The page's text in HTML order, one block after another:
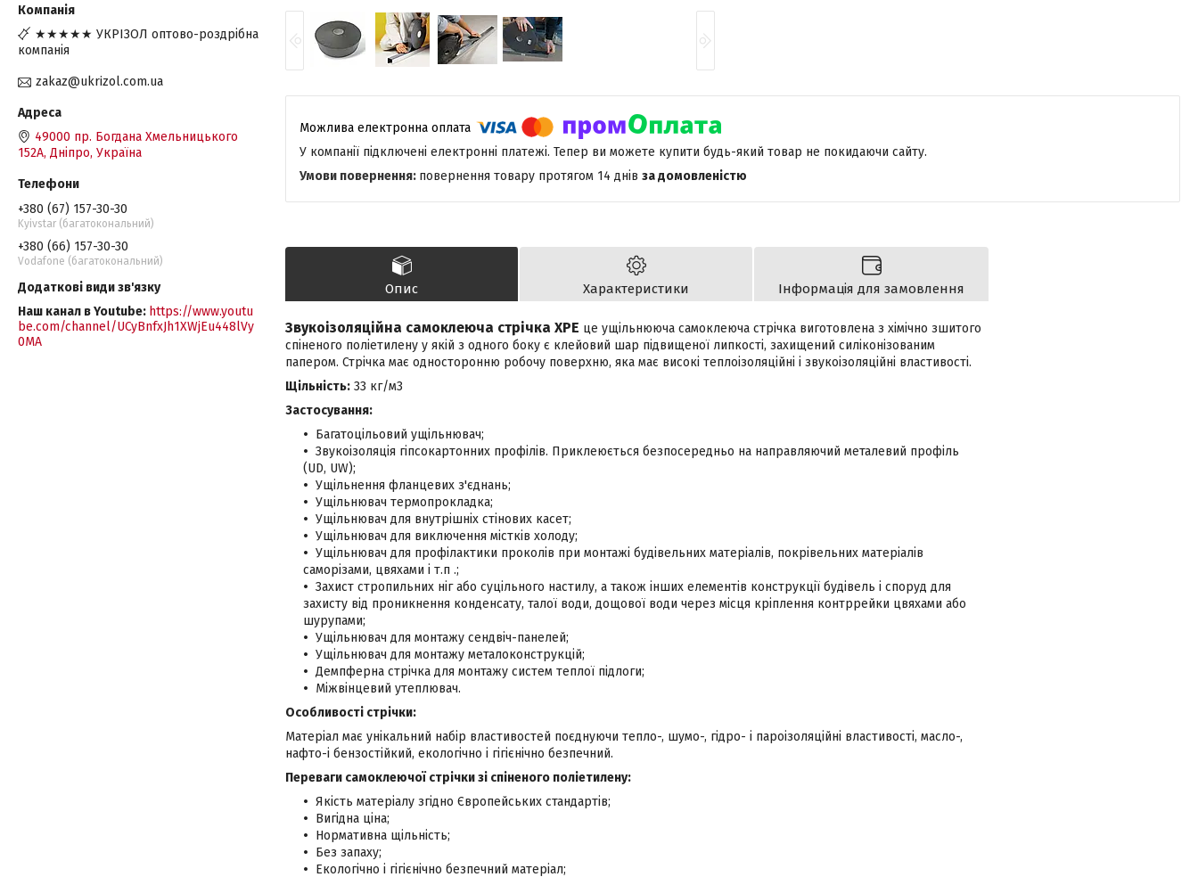
У компанії підключені електронні платежі. Тепер ви можете купити будь-який товар не покидаючи сайту.
повернення товару протягом 14 днів за домовленістю
Опис Характеристики Інформація для замовлення
Звукоізоляційна самоклеюча стрічка XPE це ущільнююча самоклеюча стрічка виготовлена з хімічно зшитого
спіненого поліетилену у якій з одного боку є клейовий шар підвищеної липкості, захищений силіконізованим
папером. Стрічка має односторонню робочу поверхню, яка має високі теплоізоляційні і звукоізоляційні властивості.
Щільність: 33 кг/м3
Застосування:
Багатоцільовий ущільнювач;
Звукоізоляція гіпсокартонних профілів. Приклеюється безпосередньо на направляючий металевий профіль
(UD, UW);
Ущільнення фланцевих з'єднань;
Ущільнювач термопрокладка;
Ущільнювач для внутрішніх стінових касет;
Ущільнювач для виключення містків холоду;
Ущільнювач для профілактики проколів при монтажі будівельних матеріалів, покрівельних матеріалів
саморізами, цвяхами і т.п .;
Захист стропильних ніг або суцільного настилу, а також інших елементів конструкції будівель і споруд для
захисту від проникнення конденсату, талої води, дощової води через місця кріплення контррейки цвяхами або
шурупами;
Ущільнювач для монтажу сендвіч-панелей;
Ущільнювач для монтажу металоконструкцій;
Демпферна стрічка для монтажу систем теплої підлоги;
Міжвінцевий утеплювач.
Особливості стрічки:
Матеріал має унікальний набір властивостей поєднуючи тепло-, шумо-, гідро- і пароізоляційні властивості, масло-,
нафто-і бензостійкий, екологічно і гігієнічно безпечний.
Переваги самоклеючої стрічки зі спіненого поліетилену:
Якість матеріалу згідно Європейських стандартів;
Вигідна ціна;
Нормативна щільність;
Без запаху;
Екологічно і гігієнічно безпечний матеріал;
★★★★★ УКРІЗОЛ оптово-роздрібна
компанія
zakaz@ukrizol.com.ua
49000 пр. Богдана Хмельницького
152А, Дніпро, Україна
+380 (67) 157-30-30
Kyivstar (багатокональний)
+380 (66) 157-30-30
Vodafone (багатокональний)
Наш канал в Youtube https://www.youtu
be.com/channel/UCyBnfxJh1XWjEu448lVy
0MA